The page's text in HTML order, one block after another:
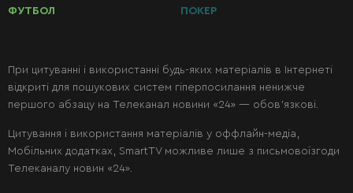
Салати
ФУТБОЛ ПОКЕР
При цитуванні і використанні будь-яких матеріалів в Інтернеті
відкриті для пошукових систем гіперпосилання ненижче
першого абзацу на Телеканал новини «24» — обов’язкові.
Цитування і використання матеріалів у оффлайн-медіа,
Мобільних додатках, SmartTV можливе лише з письмовоїзгоди
Телеканалу новин «24».